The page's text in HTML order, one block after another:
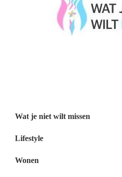
Wat je niet wilt missen
Lifestyle
Wonen